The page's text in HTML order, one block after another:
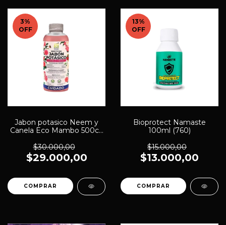
3%
OFF
Jabon potasico Neem y
Canela Eco Mambo 500cc
$30.000,00
$29.000,00
13%
OFF
Bioprotect Namaste
100ml (760)
$15.000,00
$13.000,00